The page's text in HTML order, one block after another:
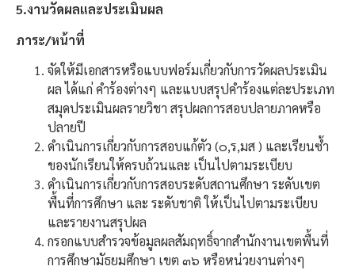
5.งานวัดผลและประเมินผล
ภาระ/หน้าที่
จัดให้มีเอกสารหรือแบบฟอร์มเกี่ยวกับการวัดผลประเมิน
ผล ได้แก่ คำร้องต่างๆ และแบบสรุปคำร้องแต่ละประเภท
สมุดประเมินผลรายวิชา สรุปผลการสอบปลายภาคหรือ
ปลายปี
ดำเนินการเกี่ยวกับการสอบแก้ตัว (๐,ร,มส ) และเรียนซ้ำ
ของนักเรียนให้ครบถ้วนและ เป็นไปตามระเบียบ
ดำเนินการเกี่ยวกับการสอบระดับสถานศึกษา ระดับเขต
พื้นที่การศึกษา และ ระดับชาติ ให้เป็นไปตามระเบียบ
และรายงานสรุปผล
กรอกแบบสำรวจข้อมูลผลสัมฤทธิ์จากสำนักงานเขตพื้นที่
การศึกษามัธยมศึกษา เขต ๓๖ หรือหน่วยงานต่างๆ